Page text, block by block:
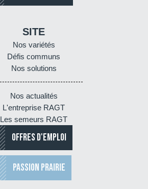
SITE
Nos variétés
Défis communs
Nos solutions
Nos actualités
L'entreprise RAGT
Les semeurs RAGT
OFFRES D'EMPLOI
PASSION PRAIRIE